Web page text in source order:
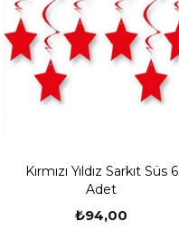
Kırmızı Yıldız Sarkıt Süs 6
Adet
₺94,00